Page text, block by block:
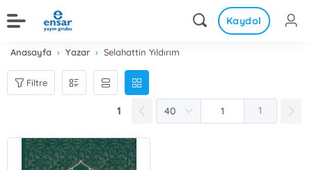
Kaydol
Anasayfa Yazar Selahattin Yıldırım
Filtre
1 1